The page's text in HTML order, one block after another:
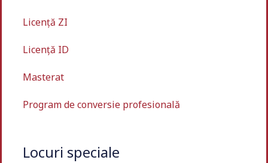
Licență ZI
Licență ID
Masterat
Program de conversie profesională
Locuri speciale